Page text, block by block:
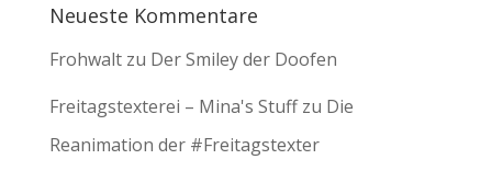
Neueste Kommentare
Frohwaltzu Der Smiley der Doofen
Freitagstexterei – Mina's Stuffzu Die
Reanimation der #Freitagstexter